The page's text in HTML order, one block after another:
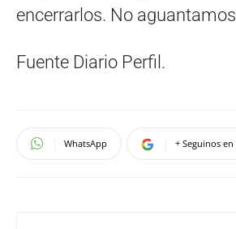
encerrarlos. No
Fuente Diario Perfil.
WhatsApp + Seguinos